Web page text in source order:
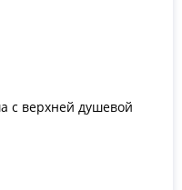
с верхней душевой